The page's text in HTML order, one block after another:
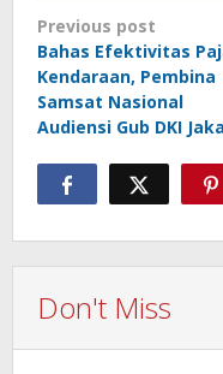
Post
navigation
Previous post
Bahas Efektivitas
Kendaraan, Pembina
Samsat Nasional
Audiensi Gub DKI
Don't Miss